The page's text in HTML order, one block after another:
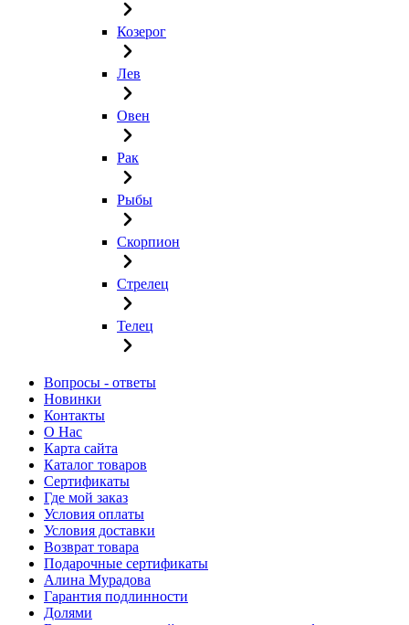
Козерог
Лев
Овен
Рак
Рыбы
Скорпион
Стрелец
Телец
Вопросы - ответы
Новинки
Контакты
О Нас
Карта сайта
Каталог товаров
Сертификаты
Где мой заказ
Условия оплаты
Условия доставки
Возврат товара
Подарочные сертификаты
Алина Мурадова
Гарантия подлинности
Долями